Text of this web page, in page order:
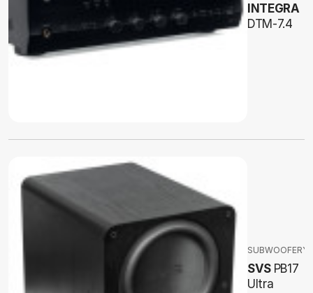
INTEGRA
DTM-7.4
SUBWOOFERY
SVS PB17
Ultra